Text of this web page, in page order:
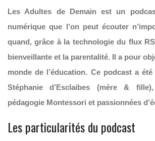
Les Adultes de Demain est un
numérique que l’on peut écouter
quand, grâce à la technologie du flux
bienveillante et la parentalité. Il a pour
monde de l’éducation. Ce podcast a
Stéphanie d’Esclaibes (mère &
pédagogie Montessori et passionnées
Les particularités du podcast